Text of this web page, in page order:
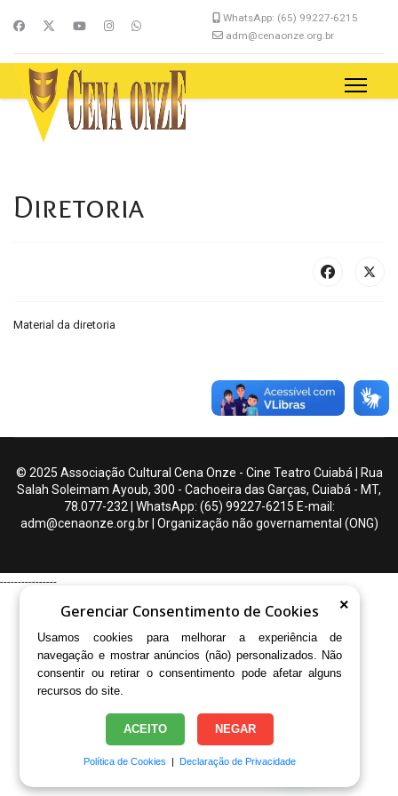
×
Gerenciar Consentimento de Cookies
Usamos cookies para melhorar a experiência de
navegação e mostrar anúncios (não) personalizados. Não
consentir ou retirar o consentimento pode afetar alguns
recursos do site.
ACEITO NEGAR
Política de Cookies | Declaração de Privacidade
WhatsApp: (65) 99227-6215
adm@cenaonze.org.br
Diretoria
Material da diretoria
© 2025 Associação Cultural Cena Onze - Cine Teatro Cuiabá | Rua
Salah Soleimam Ayoub, 300 - Cachoeira das Garças, Cuiabá - MT,
78.077-232 | WhatsApp: (65) 99227-6215 E-mail:
adm@cenaonze.org.br | Organização não governamental (ONG)
----------------